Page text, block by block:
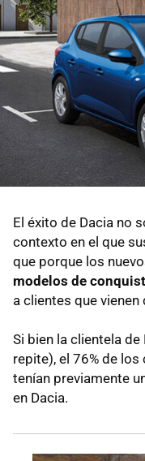
El éxito de Dacia no
contexto en el que
que porque los
modelos de
a clientes que
Si bien la clientela de
repite), el 76% de
tenían previamente
en Dacia.